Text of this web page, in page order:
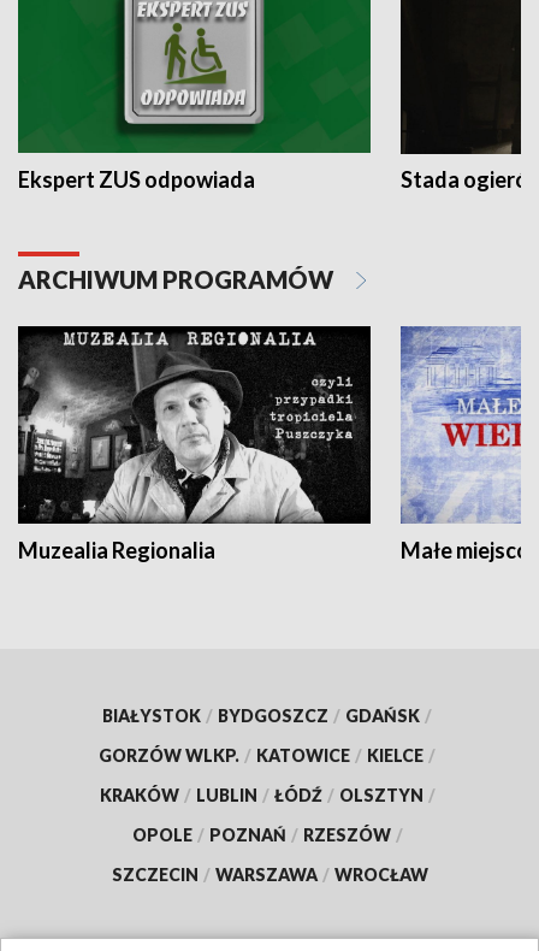
Ekspert ZUS odpowiada Stada
ARCHIWUM PROGRAMÓW
Muzealia Regionalia Małe
BIAŁYSTOK / BYDGOSZCZ / GDAŃSK /
GORZÓW WLKP. / KATOWICE / KIELCE /
KRAKÓW / LUBLIN / ŁÓDŹ / OLSZTYN /
OPOLE / POZNAŃ / RZESZÓW /
SZCZECIN / WARSZAWA / WROCŁAW